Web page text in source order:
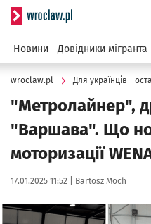
Serwis
Новини Довідники мігранта
wroclaw.pl Для українців -
"Метролайнер",
"Варшава". Що
моторизації
Data publikacji:
17.01.2025 11:52 | Autor:
Bartosz Moch
Kliknij, aby powiększyć